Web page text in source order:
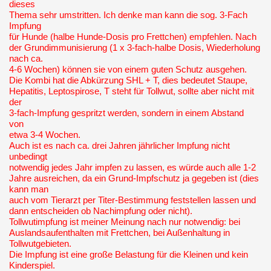
dieses
Thema sehr umstritten. Ich denke man kann die sog. 3-Fach
Impfung
für Hunde (halbe Hunde-Dosis pro Frettchen) empfehlen. Nach
der Grundimmunisierung (1 x 3-fach-halbe Dosis, Wiederholung
nach ca.
4-6 Wochen) können sie von einem guten Schutz ausgehen.
Die Kombi hat die Abkürzung SHL + T, dies bedeutet Staupe,
Hepatitis, Leptospirose, T steht für Tollwut, sollte aber nicht mit
der
3-fach-Impfung gespritzt werden, sondern in einem Abstand
von
etwa 3-4 Wochen.
Auch ist es nach ca. drei Jahren jährlicher Impfung nicht
unbedingt
notwendig jedes Jahr impfen zu lassen, es würde auch alle 1-2
Jahre ausreichen, da ein Grund-Impfschutz ja gegeben ist (dies
kann man
auch vom Tierarzt per Titer-Bestimmung feststellen lassen und
dann entscheiden ob Nachimpfung oder nicht).
Tollwutimpfung ist meiner Meinung nach nur notwendig: bei
Auslandsaufenthalten mit Frettchen, bei Außenhaltung in
Tollwutgebieten.
Die Impfung ist eine große Belastung für die Kleinen und kein
Kinderspiel.